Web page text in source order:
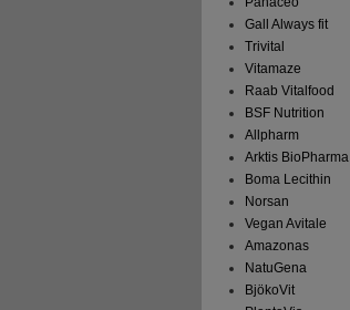
Gall Always fit
Trivital
Vitamaze
Raab Vitalfood
BSF Nutrition
Allpharm
Arktis BioPharma
Boma Lecithin
Norsan
Vegan Avitale
Amazonas
NatuGena
BjökoVit